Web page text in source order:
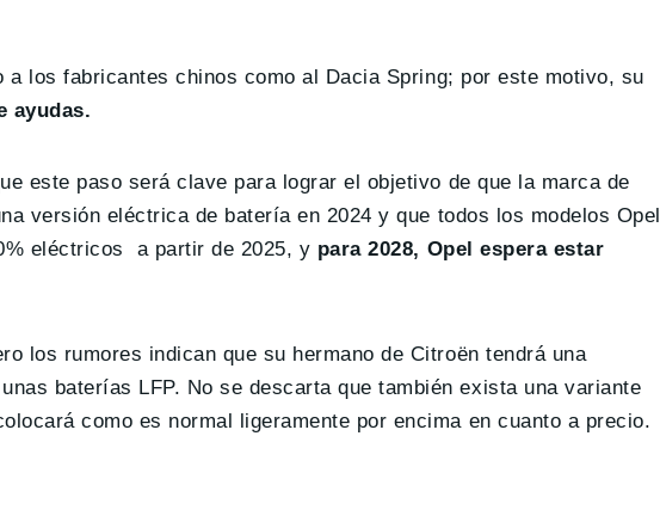
los fabricantes chinos como al Dacia Spring; por este motivo, su
ayudas.
este paso será clave para lograr el objetivo de que la marca de
versión eléctrica de batería en 2024 y que todos los modelos Opel
eléctricos a partir de 2025, y para 2028, Opel espera estar
los rumores indican que su hermano de Citroën tendrá una
baterías LFP. No se descarta que también exista una variante
como es normal ligeramente por encima en cuanto a precio.